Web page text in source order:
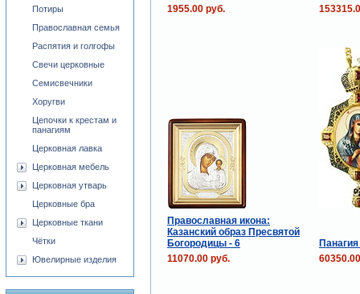
1955.00 руб.
Православная икона:
Казанский образ Пресвятой
Богородицы - 6
11070.00 руб.
Потиры
Православная семья
Распятия и голгофы
Свечи церковные
Семисвечники
Хоругви
Цепочки к крестам и
панагиям
Церковная лавка
Церковная мебель
Церковная утварь
Церковные бра
Церковные ткани
Чётки
Ювелирные изделия